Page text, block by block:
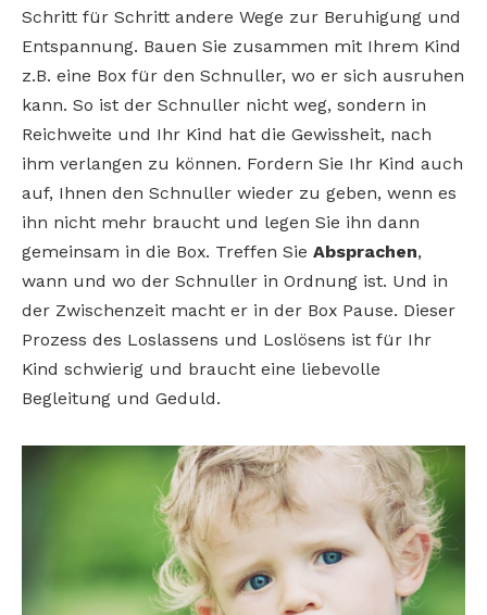
Schritt für Schritt andere Wege zur Beruhigung und
Entspannung. Bauen Sie zusammen mit Ihrem Kind
z.B. eine Box für den Schnuller, wo er sich ausruhen
kann. So ist der Schnuller nicht weg, sondern in
Reichweite und Ihr Kind hat die Gewissheit, nach
ihm verlangen zu können. Fordern Sie Ihr Kind auch
auf, Ihnen den Schnuller wieder zu geben, wenn es
ihn nicht mehr braucht und legen Sie ihn dann
gemeinsam in die Box. Treffen Sie Absprachen,
wann und wo der Schnuller in Ordnung ist. Und in
der Zwischenzeit macht er in der Box Pause. Dieser
Prozess des Loslassens und Loslösens ist für Ihr
Kind schwierig und braucht eine liebevolle
Begleitung und Geduld.